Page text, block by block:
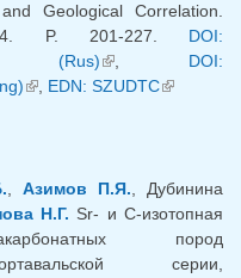
Geological Correlation.
201-227. DOI:
(Rus)(внешняя
ссылка)
, DOI:
(внешняя ссылка)
, EDN: SZUDTC(внешняя
Азимов П.Я. , Дубинина
Н.Г. Sr- и C-изотопная
пород
серии,